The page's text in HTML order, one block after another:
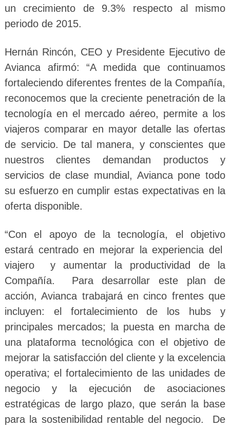
un crecimiento de 9.3% respecto al mismo
periodo de 2015.
Hernán Rincón, CEO y Presidente Ejecutivo de
Avianca afirmó: “A medida que continuamos
fortaleciendo diferentes frentes de la Compañía,
reconocemos que la creciente penetración de la
tecnología en el mercado aéreo, permite a los
viajeros comparar en mayor detalle las ofertas
de servicio. De tal manera, y conscientes que
nuestros clientes demandan productos y
servicios de clase mundial, Avianca pone todo
su esfuerzo en cumplir estas expectativas en la
oferta disponible.
“Con el apoyo de la tecnología, el objetivo
estará centrado en mejorar la experiencia del
viajero y aumentar la productividad de la
Compañía. Para desarrollar este plan de
acción, Avianca trabajará en cinco frentes que
incluyen: el fortalecimiento de los hubs y
principales mercados; la puesta en marcha de
una plataforma tecnológica con el objetivo de
mejorar la satisfacción del cliente y la excelencia
operativa; el fortalecimiento de las unidades de
negocio y la ejecución de asociaciones
estratégicas de largo plazo, que serán la base
para la sostenibilidad rentable del negocio. De